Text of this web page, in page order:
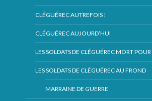
CLÉGUÉREC AUTREFOIS !
CLÉGUÉREC AUJOURD’HUI
LES SOLDATS DE CLÉGUÉREC MORT
LES SOLDATS DE CLÉGUÉREC AU FROND
MARRAINE DE GUERRE